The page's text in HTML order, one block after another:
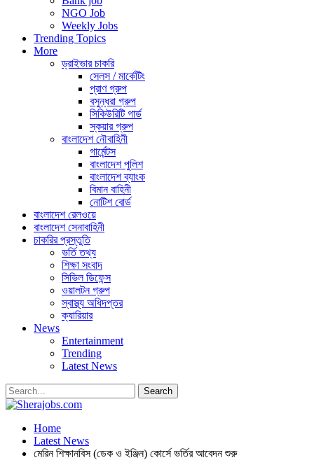
NGO Job
Weekly Jobs
Trending Topics
More
ড্রাইভার চাকরি
সেলস / মার্কেটিং
প্রাণ গ্রুপ
বসুন্ধরা গ্রুপ
সিকিউরিটি গার্ড
স্কয়ার গ্রুপ
বাংলাদেশ নৌবাহিনী
গার্মেন্টস
বাংলাদেশ পুলিশ
বাংলাদেশ ব্যাংক
বিমান বাহিনী
নোটিশ বোর্ড
বাংলাদেশ রেলওয়ে
বাংলাদেশ সেনাবাহিনী
চাকরির প্রস্তুতি
ভর্তি তথ্য
শিক্ষা সংবাদ
সিভিল ডিফেন্স
ওয়ালটন গ্রুপ
স্বাস্থ্য অধিদপ্তর
ক্যারিয়ার
News
Entertainment
Trending
Latest News
Home
Latest News
মেরিন শিক্ষানবিস (ডেক ও ইঞ্জিন) কোর্সে ভর্তির আবেদন শুরু